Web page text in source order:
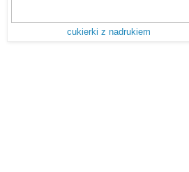
cukierki z nadrukiem